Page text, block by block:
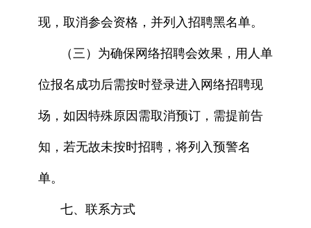
现，取消参会资格，并列入招聘黑名单。
（三）为确保网络招聘会效果，用人单
位报名成功后需按时登录进入网络招聘现
场，如因特殊原因需取消预订，需提前告
知，若无故未按时招聘，将列入预警名
单。
七、联系方式